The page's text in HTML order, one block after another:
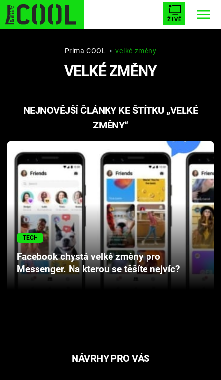
ŽIVĚ
STARHOUSE BUFFY, PŘEMOŽITELKA UPÍRŮ
PLNEJ KOTEL AVENGERS 5
Filmy
Seriály
Hry
Cool Esport
Pořady
TV Program
Prima COOL velké změny
VELKÉ ZMĚNY
NEJNOVĚJŠÍ ČLÁNKY KE ŠTÍTKU „VELKÉ
ZMĚNY“
TECH
Facebook chystá velké změny pro
Messenger. Na kterou se těšíte nejvíc?
NÁVRHY PRO VÁS